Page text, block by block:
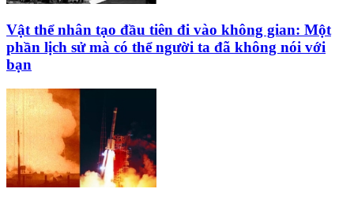
Vật thể nhân tạo đầu tiên đi vào không gian: Một
phần lịch sử mà có thể người ta đã không nói với
bạn